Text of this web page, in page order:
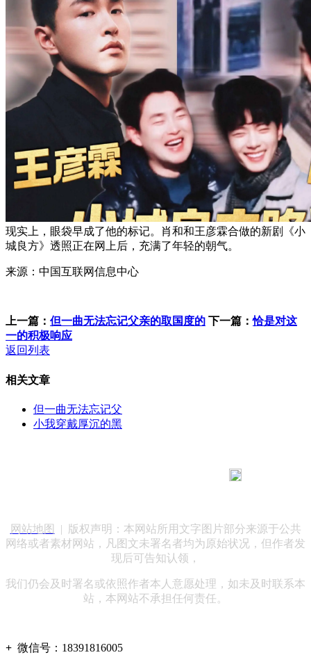
现实上，眼袋早成了他的标记。肖和和王彦霖合做的新剧《小
城良方》透照正在网上后，充满了年轻的朝气。
来源：中国互联网信息中心
上一篇： 但一曲无法忘记父亲的取国度的 下一篇：恰是对这
一的积极响应
返回列表
相关文章
但一曲无法忘记父
小我穿戴厚沉的黑
网站地图
| 版权声明：本网站所用文字图片部分来源于公共
网络或者素材网站，凡图文未署名者均为原始状况，但作者发
现后可告知认领，
我们仍会及时署名或依照作者本人意愿处理，如未及时联系本
站，本网站不承担任何责任。
+ 微信号： 18391816005